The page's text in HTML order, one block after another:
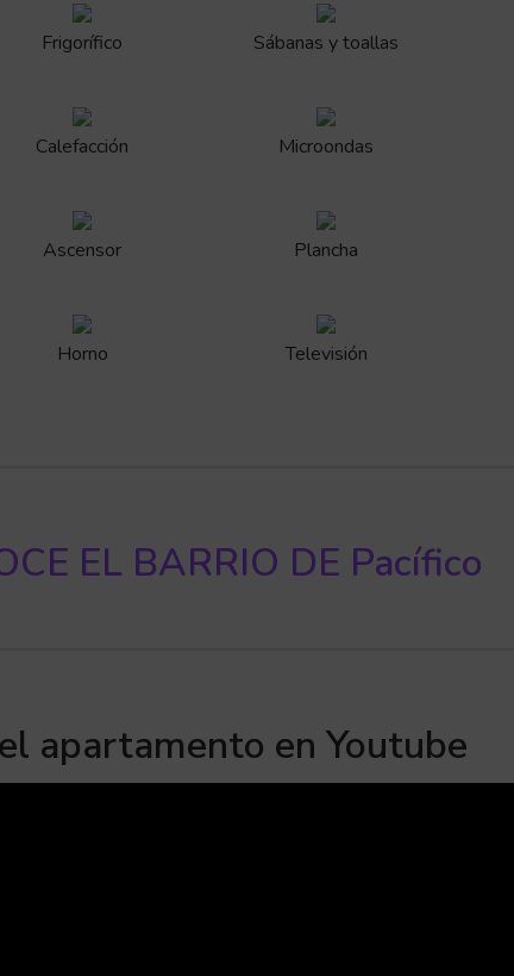
Frigorífico Sábanas y toallas
Calefacción Microondas
Ascensor Plancha
Horno Televisión
EL BARRIO DE Pacífico
apartamento en Youtube